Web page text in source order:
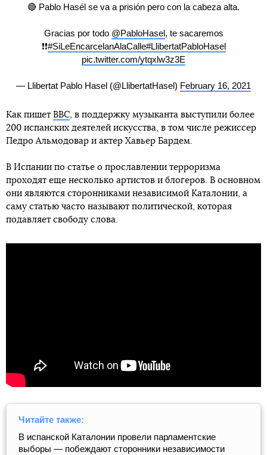
🔴 Pablo Hasél se va a prisión pero con la cabeza alta.
Gracias por todo @PabloHasel, te sacaremos
❗❗#SiLeEncarcelanAlaCalle#LlibertatPabloHasel
pic.twitter.com/ytqxlw3z3E
— Llibertat Pablo Hasel (@LlibertatHasel) February 16, 2021
Как пишет BBC, в поддержку музыканта выступили более
200 испанских деятелей искусства, в том числе режиссер
Педро Альмодовар и актер Хавьер Бардем.
В Испании по статье о прославлении терроризма
проходят еще несколько артистов и блогеров. В основном
они являются сторонниками независимой Каталонии, а
саму статью часто называют политической, которая
подавляет свободу слова.
Читайте также:
В испанской Каталонии провели парламентские
выборы — побеждают сторонники независимости